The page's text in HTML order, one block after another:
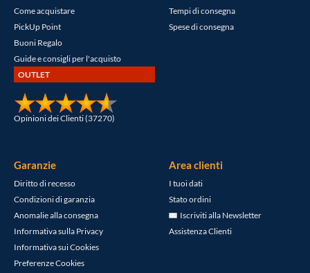
Come acquistare
PickUp Point
Buoni Regalo
Guide e consigli per l'acquisto
OUTLET
Opinioni dei Clienti (37270)
Tempi di consegna
Spese di consegna
Garanzie
Diritto di recesso
Condizioni di garanzia
Anomalie alla consegna
Informativa sulla Privacy
Informativa sui Cookies
Preferenze Cookies
Area clienti
I tuoi dati
Stato ordini
Iscriviti alla Newsletter
Assistenza Clienti